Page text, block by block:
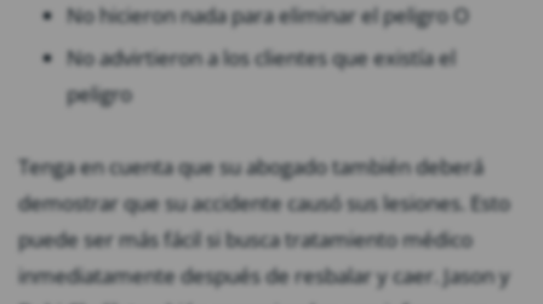
No hicieron nada para eliminar el peligro O
No advirtieron a los clientes que existía el
peligro
Tenga en cuenta que su abogado también deberá
demostrar que su accidente causó sus lesiones. Esto
puede ser más fácil si busca tratamiento médico
inmediatamente después de resbalar y caer. Jason y